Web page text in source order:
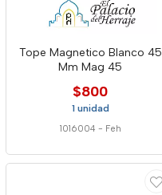
Tope Magnetico Blanco 45
Mm Mag 45
$800
1 unidad
1016004 - Feh